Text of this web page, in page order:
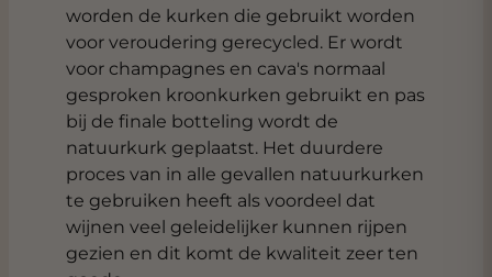
worden de kurken die gebruikt worden
voor veroudering gerecycled. Er wordt
voor champagnes en cava's normaal
gesproken kroonkurken gebruikt en pas
bij de finale botteling wordt de
natuurkurk geplaatst. Het duurdere
proces van in alle gevallen natuurkurken
te gebruiken heeft als voordeel dat
wijnen veel geleidelijker kunnen rijpen
gezien en dit komt de kwaliteit zeer ten